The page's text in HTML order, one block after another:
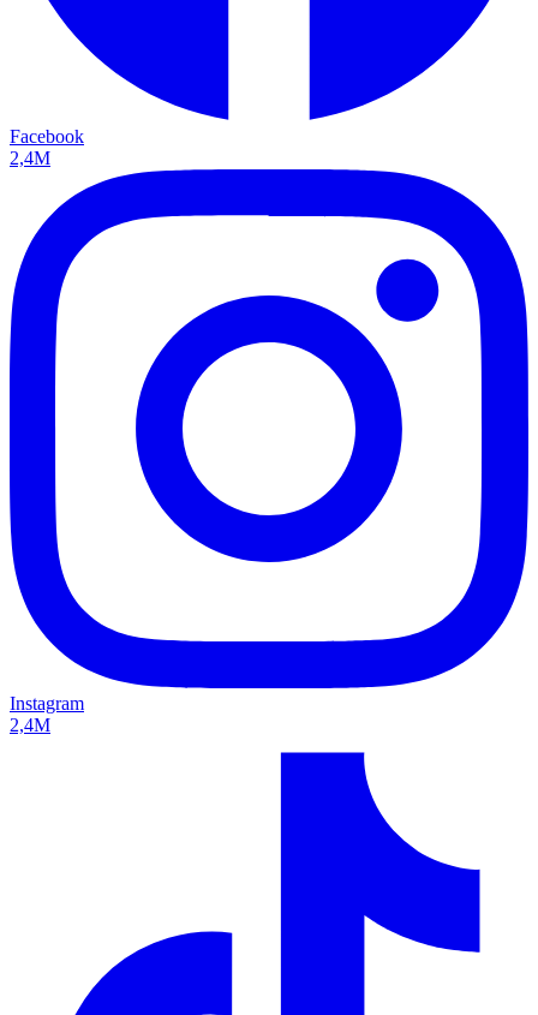
Facebook
2,4M
Instagram
2,4M